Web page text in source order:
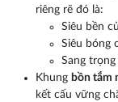
riêng rẽ đó là:
Siêu bền
Siêu bóng
Sang
Khung bồn tắm
kết cấu vững